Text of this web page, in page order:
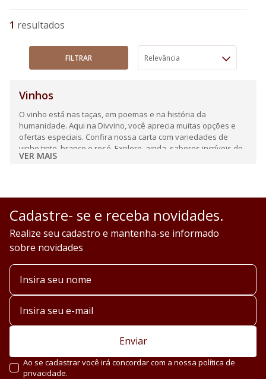
1
FILTRAR Relevância
Vinhos
O vinho está nas taças, em poemas e na história da
humanidade. Aqui na Divvino, você aprecia muitas opções e
ofertas especiais. Confira nossa carta com variedades de
vinho tinto, branco e rosé. Explore, ainda, sabores incríveis de
espumantes e frisantes.
VER MAIS
Cadastre- se e receba novidades.
Realize seu cadastro e mantenha-se informado
sobre novidades
Enviar
Ao se cadastrar você irá concordar com a nossa política de
privacidade.